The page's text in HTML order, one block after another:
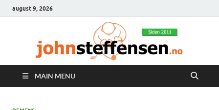
august 9, 2026
MAIN MENU